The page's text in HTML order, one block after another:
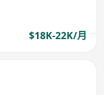
$18K-22K/月